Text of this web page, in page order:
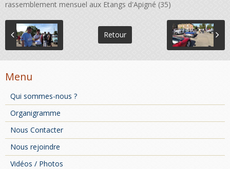
rassemblement mensuel aux Etangs d'Apigné (35)
Retour
Menu
Qui sommes-nous ?
Organigramme
Nous Contacter
Nous rejoindre
Vidéos / Photos